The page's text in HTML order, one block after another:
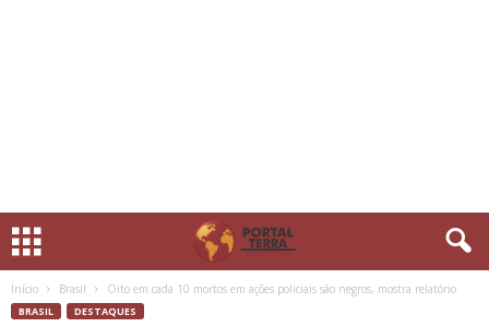
Início Brasil Oito em cada 10 mortos em ações policiais são negros, mostra relatório
BRASIL DESTAQUES